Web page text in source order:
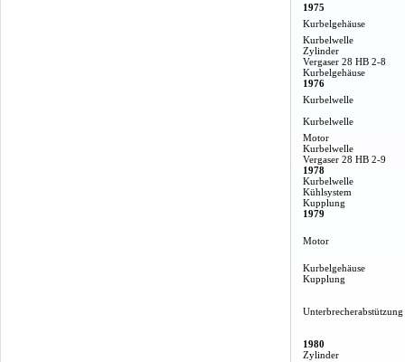
1975
Kurbelgehäuse
Kurbelwelle
Zylinder
Vergaser 28 HB 2-8
Kurbelgehäuse
1976
Kurbelwelle
Kurbelwelle
Motor
Kurbelwelle
Vergaser 28 HB 2-9
1978
Kurbelwelle
Kühlsystem
Kupplung
1979
Motor
Kurbelgehäuse
Kupplung
Unterbrecherabstützung
1980
Zylinder